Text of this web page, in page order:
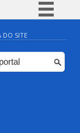
BR
DO SITE